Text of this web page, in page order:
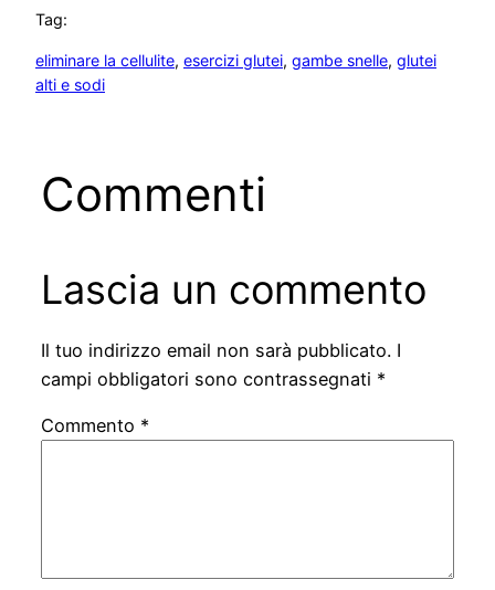
Tag:
eliminare la cellulite, esercizi glutei, gambe snelle, glutei
alti e sodi
Commenti
Lascia un commento
Il tuo indirizzo email non sarà pubblicato. I
campi obbligatori sono contrassegnati *
Commento *